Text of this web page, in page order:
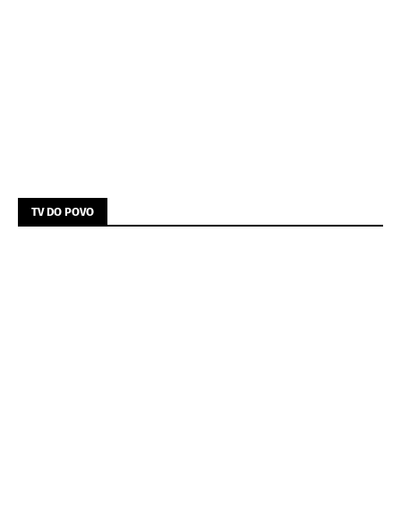
TV DO POVO